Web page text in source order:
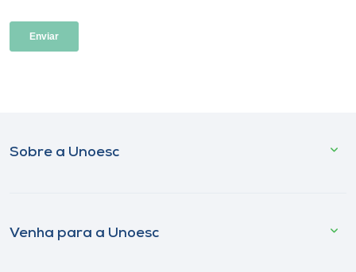
Sobre a Unoesc
Venha para a Unoesc